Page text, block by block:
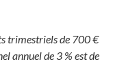
trimestriels de 700 €
annuel de 3 % est de